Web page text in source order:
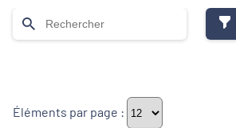
Éléments par page :
Thématiques